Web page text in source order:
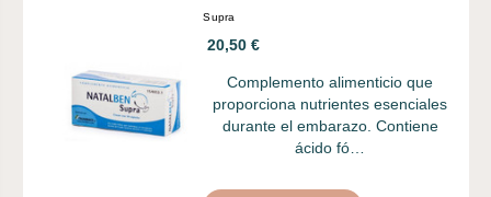
Supra
20,50 €
Complemento alimenticio que
proporciona nutrientes esenciales
durante el embarazo. Contiene
ácido fó…